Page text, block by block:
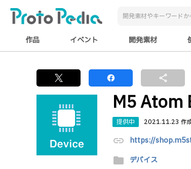
作品 イベント 開発素材
share
M5 Atom
提供中 2021.11.23 作
link https://
folder デバイス